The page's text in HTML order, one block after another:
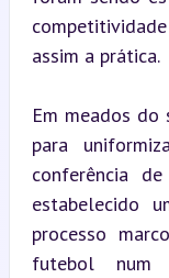
assim a prática.
Em meados
para
conferência
estabelecido
processo
futebol num